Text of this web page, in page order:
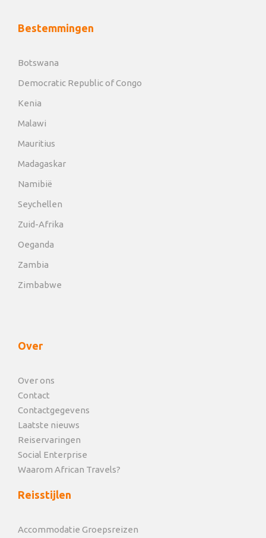
Bestemmingen
Botswana
Democratic Republic of Congo
Kenia
Malawi
Mauritius
Madagaskar
Namibië
Seychellen
Zuid-Afrika
Oeganda
Zambia
Zimbabwe
Over
Over ons
Contact
Contactgegevens
Laatste nieuws
Reiservaringen
Social Enterprise
Waarom African Travels?
Reisstijlen
Accommodatie Groepsreizen